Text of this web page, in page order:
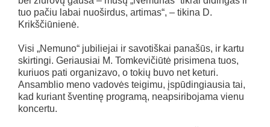
tuo pačiu labai nuoširdus, artimas“, – tikina D.
Krikščiūnienė.
Visi „Nemuno“ jubiliejai ir savotiškai panašūs, ir kartu
skirtingi. Geriausiai M. Tomkevičiūtė prisimena tuos,
kuriuos pati organizavo, o tokių buvo net keturi.
Ansamblio meno vadovės teigimu, įspūdingiausia tai,
kad kuriant šventinę programą, neapsiribojama vienu
koncertu.